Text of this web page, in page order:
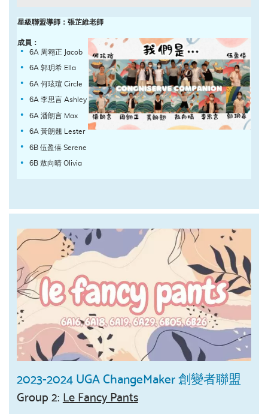
星級聯盟導師：張芷維老師
成員：
6A 周翱正 Jacob
6A 郭玥希 Ella
6A 何玹瑄 Circle
6A 李思言 Ashley
6A 潘朗言 Max
6A 黃朗翹 Lester
6B 伍盈僖 Serene
6B 敖向晴 Olivia
2023-2024 UGA ChangeMaker 創變者聯盟
Group 2: Le Fancy Pants